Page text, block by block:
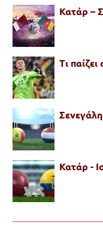
Κατάρ –
Τι
Κατάρ -